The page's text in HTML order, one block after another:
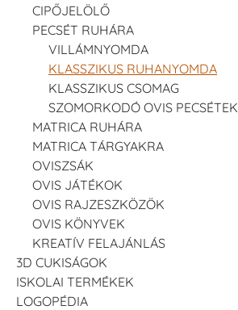
CIPŐJELÖLŐ
PECSÉT RUHÁRA
VILLÁMNYOMDA
KLASSZIKUS RUHANYOMDA
KLASSZIKUS CSOMAG
SZOMORKODÓ OVIS PECSÉTEK
MATRICA RUHÁRA
MATRICA TÁRGYAKRA
OVISZSÁK
OVIS JÁTÉKOK
OVIS RAJZESZKÖZÖK
OVIS KÖNYVEK
KREATÍV FELAJÁNLÁS
3D CUKISÁGOK
ISKOLAI TERMÉKEK
LOGOPÉDIA